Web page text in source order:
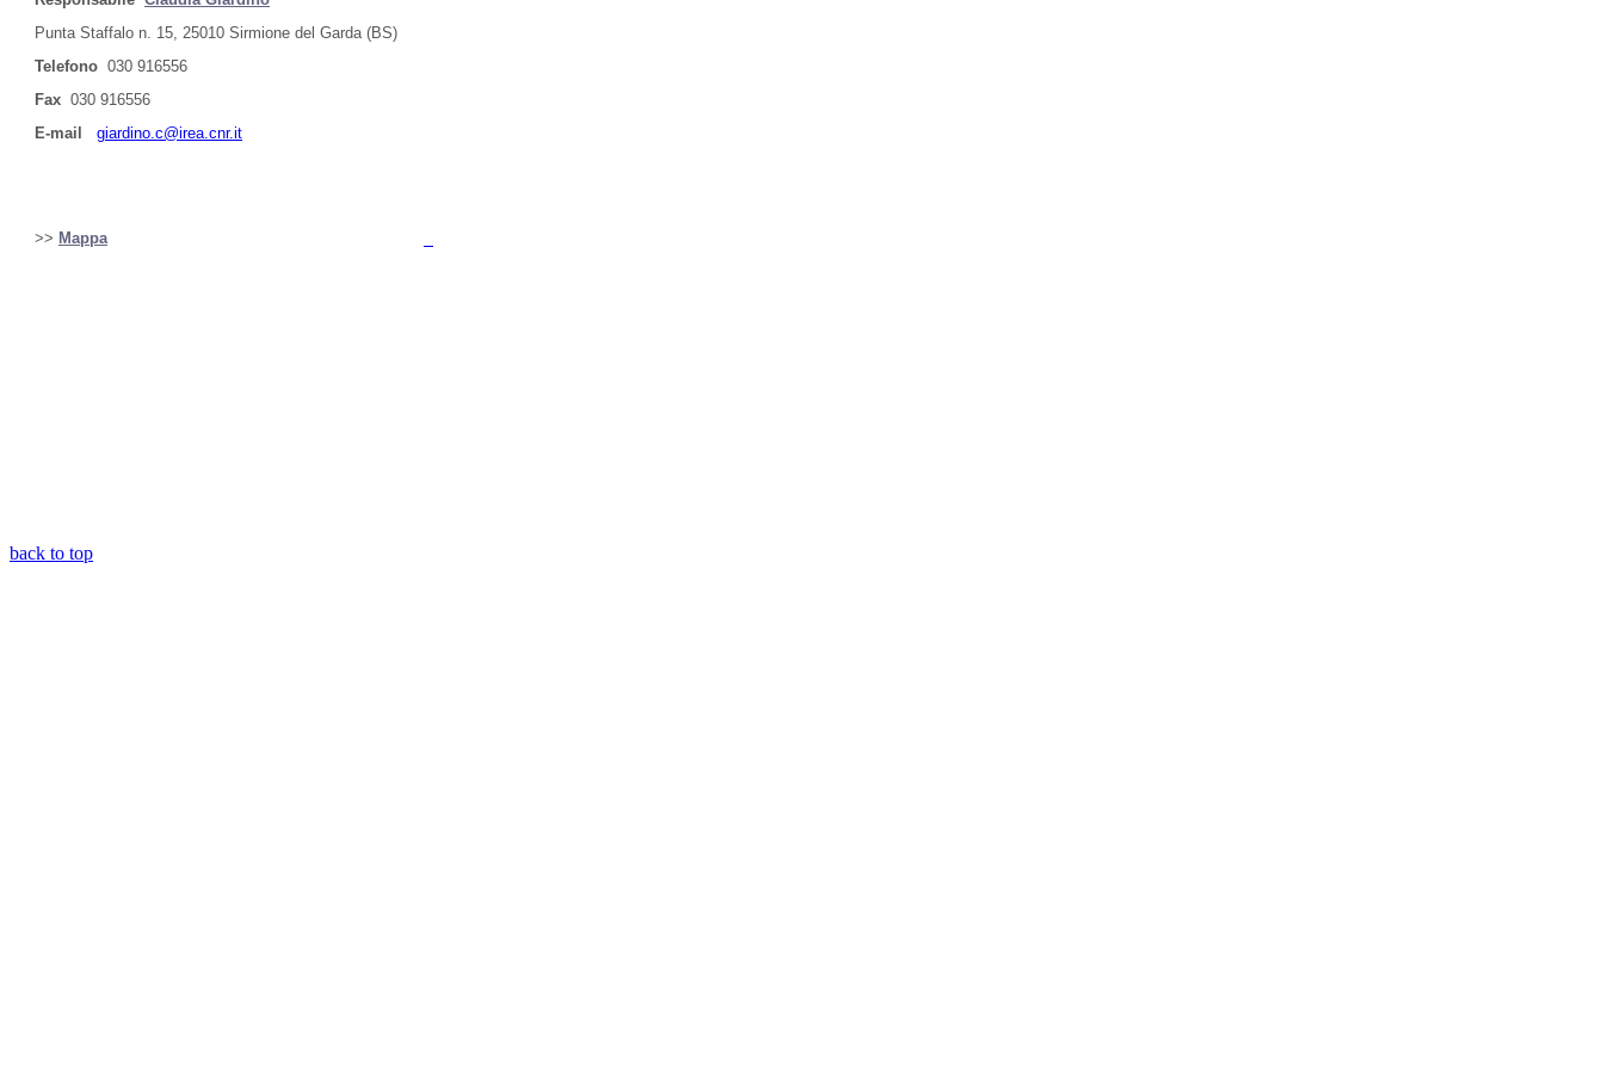
Punta Staffalo n. 15, 25010 Sirmione del Garda (BS)
Telefono 030 916556
Fax 030 916556
E-mail
giardino.c@irea.cnr.it
>> Mappa
back to top